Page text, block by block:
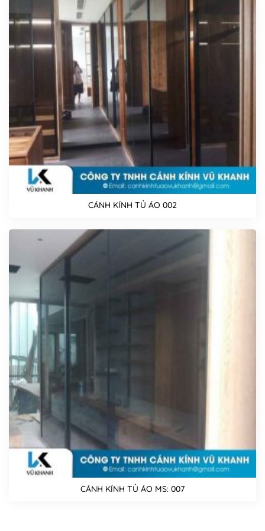
CÁNH KÍNH TỦ ÁO 002
CÁNH KÍNH TỦ ÁO MS: 007